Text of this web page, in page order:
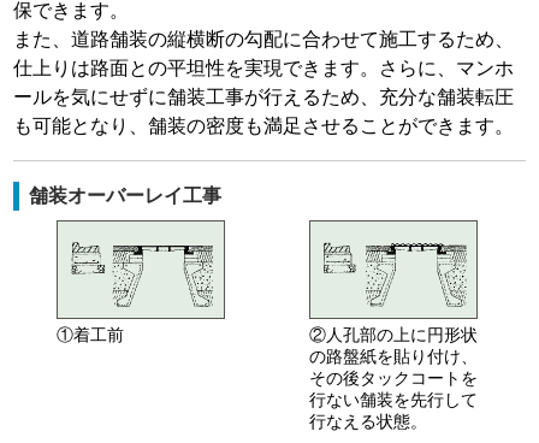
保できます。
また、道路舗装の縦横断の勾配に合わせて施工するため、
仕上りは路面との平坦性を実現できます。さらに、マンホ
ールを気にせずに舗装工事が行えるため、充分な舗装転圧
も可能となり、舗装の密度も満足させることができます。
舗装オーバーレイ工事
①着工前
②人孔部の上に円形状
の路盤紙を貼り付け、
その後タックコートを
行ない舗装を先行して
行なえる状態。